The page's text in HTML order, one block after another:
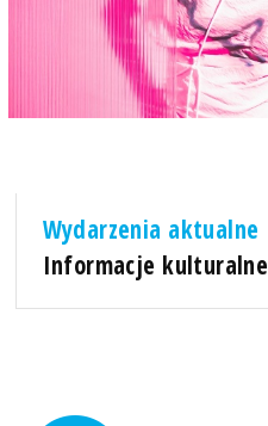
Wydarzenia aktualne
Informacje kulturalne